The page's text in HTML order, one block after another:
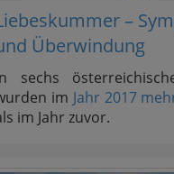
–
Überwindung
sechs
im Jahr 2017
im Jahr zuvor.